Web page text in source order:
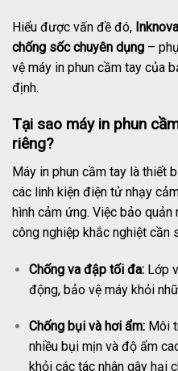
Hiểu được vấn đề đó, Inknova
chống sốc chuyên dụng –
vệ máy in phun cầm tay của
định.
Tại sao máy in phun
riêng?
Máy in phun cầm tay là thiết
các linh kiện điện tử nhạy
hình cảm ứng. Việc bảo
công nghiệp khắc nghiệt cần
Chống va đập tối đa:Lớp
động, bảo vệ máy khỏi
Chống bụi và hơi ẩm:Môi
nhiều bụi mịn và độ ẩm
khỏi các tác nhân gây hại